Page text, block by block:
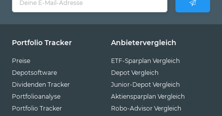
Portfolio Tracker
Preise
Depotsoftware
Dividenden Tracker
Portfolioanalyse
Portfolio Tracker
Anbietervergleich
ETF-Sparplan Vergleich
Depot Vergleich
Junior-Depot Vergleich
Aktiensparplan Vergleich
Robo-Advisor Vergleich